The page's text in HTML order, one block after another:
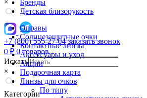
×
+7 (800) 555-27-04 заказать звонок
0 ₽ 0 товаров
Искать
×
Категории
Бренды
Детская близорукость
Оправы
Солнцезащитные очки
Контактные линзы
Аксессуары и уход
Акции
Подарочная карта
Линзы для очков
По типу